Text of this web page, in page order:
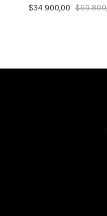
$34.900,00